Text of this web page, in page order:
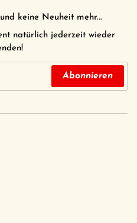
keine Neuheit mehr...
natürlich jederzeit wieder
Abonnieren